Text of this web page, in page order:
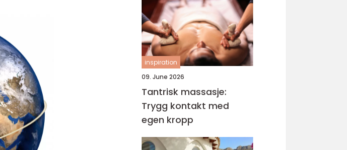
inspiration
09. June 2026
Tantrisk massasje:
Trygg kontakt med
egen kropp